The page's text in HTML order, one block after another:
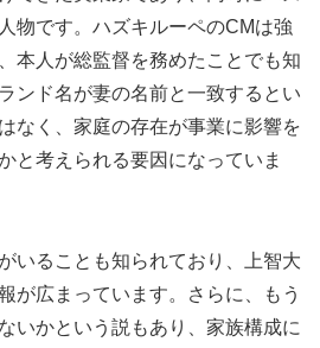
物です。ハズキルーペのCMは強
本人が総監督を務めたことでも知
ンド名が妻の名前と一致するとい
なく、家庭の存在が事業に影響を
と考えられる要因になっていま
いることも知られており、上智大
が広まっています。さらに、もう
いかという説もあり、家族構成に